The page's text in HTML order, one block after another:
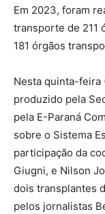
Em 2023, foram
transporte de 211
181 órgãos
Nesta quinta-feira
produzido pela
pela E-Paraná
sobre o Sistema
participação da
Giugni, e Nilson
dois transplantes
pelos jornalistas